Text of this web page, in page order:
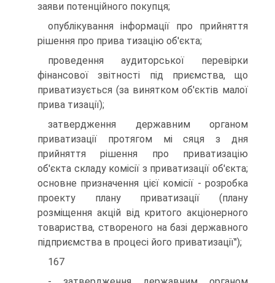
заяви потенційного покупця;
опублікування інформації про прийняття
рішення про прива тизацію об'єкта;
проведення аудиторської перевірки
фінансової звітності під приємства, що
приватизується (за винятком об'єктів малої
прива тизації);
затвердження державним органом
приватизації протягом мі сяця з дня
прийняття рішення про приватизацію
об'єкта складу комісії з приватизації об'єкта;
основне призначення цієї комісії - розробка
проекту плану приватизації (плану
розміщення акцій від критого акціонерного
товариства, створеного на базі державного
підприємства в процесі його приватизації");
167